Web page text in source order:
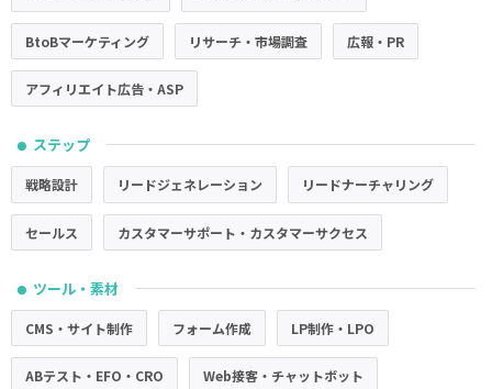
BtoBマーケティング リサーチ・市場調査 広報・PR
アフィリエイト広告・ASP
● ステップ
戦略設計 リードジェネレーション リードナーチャリング
セールス カスタマーサポート・カスタマーサクセス
● ツール・素材
CMS・サイト制作 フォーム作成 LP制作・LPO
ABテスト・EFO・CRO Web接客・チャットボット